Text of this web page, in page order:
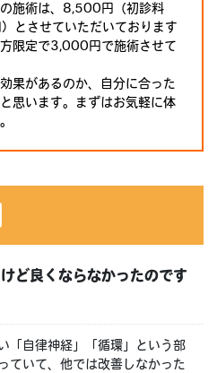
施術は、8,500円（初診料
とさせていただいております
限定で3,000円で施術させて
果があるのか、自分に合った
思います。まずはお気軽に体
ど良くならなかったのです
「自律神経」「循環」という部
ていて、他では改善しなかった